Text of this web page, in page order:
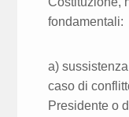
fondamentali:
a)
caso di
Presidente o